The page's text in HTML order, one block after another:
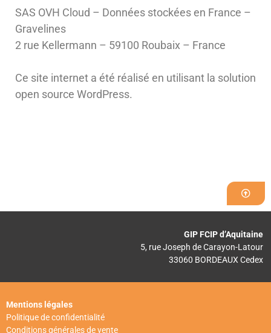
SAS OVH Cloud – Données stockées en France –
Gravelines
2 rue Kellermann – 59100 Roubaix – France
Ce site internet a été réalisé en utilisant la solution
open source WordPress.
GIP FCIP d’Aquitaine
5, rue Joseph de Carayon-Latour
33060 BORDEAUX Cedex
Mentions légales
Politique de confidentialité
Conditions générales de vente